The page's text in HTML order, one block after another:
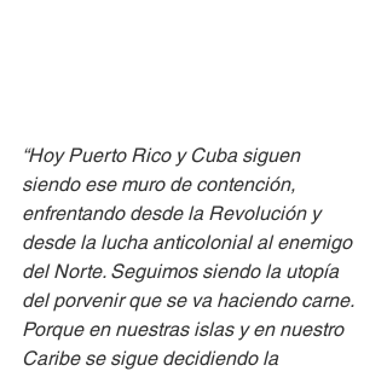
“Hoy Puerto Rico y Cuba siguen
siendo ese muro de contención,
enfrentando desde la Revolución y
desde la lucha anticolonial al enemigo
del Norte. Seguimos siendo la utopía
del porvenir que se va haciendo carne.
Porque en nuestras islas y en nuestro
Caribe se sigue decidiendo la